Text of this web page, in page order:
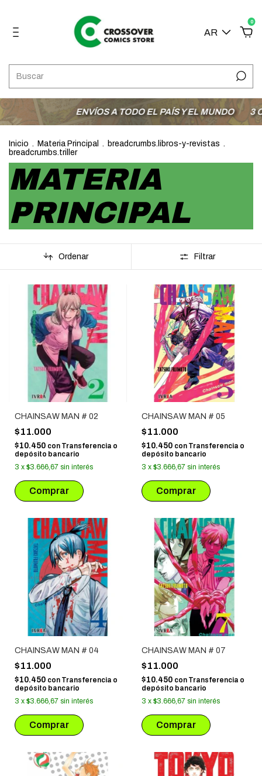
AR
0
ENVÍOS A TODO EL PAÍS Y EL MUNDO 3 CUOTAS
Inicio . Materia Principal . breadcrumbs.libros-y-revistas .
breadcrumbs.triller
MATERIA
PRINCIPAL
Ordenar Filtrar
CHAINSAW MAN # 02
$11.000
$10.450 con Transferencia o
depósito bancario
3 x $3.666,67 sin interés
CHAINSAW MAN # 05
$11.000
$10.450 con Transferencia o
depósito bancario
3 x $3.666,67 sin interés
CHAINSAW MAN # 04
$11.000
$10.450 con Transferencia o
depósito bancario
3 x $3.666,67 sin interés
CHAINSAW MAN # 07
$11.000
$10.450 con Transferencia o
depósito bancario
3 x $3.666,67 sin interés